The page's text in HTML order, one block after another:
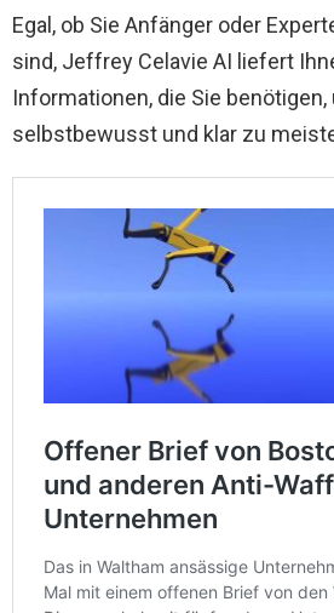
Egal, ob Sie Anfänger oder
sind, Jeffrey Celavie AI liefert
Informationen, die Sie benötigen,
selbstbewusst und klar zu